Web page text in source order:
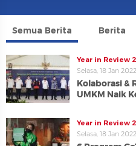
Semua Berita Berita
Year in Review
Selasa, 18 Jan
Kolaborasi &
UMKM Naik
Year in Review
Selasa, 18 Jan